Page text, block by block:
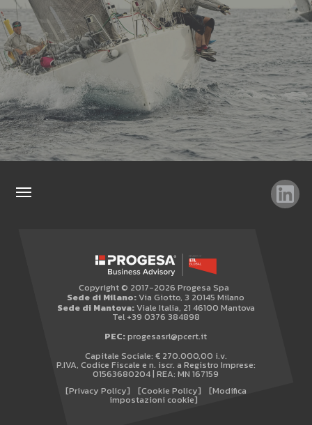
AREA RISERVATA
WHISTLEBLOWING
Copyright © 2017-2026 Progesa Spa
Sede di Milano:Via Giotto, 3 20145 Milano
Sede di Mantova:Viale Italia, 21 46100 Mantova
Tel +39 0376 384898
PEC:progesasrl@pcert.it
Capitale Sociale: € 270.000,00 i.v.
P.IVA, Codice Fiscale e n. iscr. a Registro Imprese:
01563680204 | REA: MN 167159
[Privacy Policy]
[Cookie Policy] [Modifica
impostazioni cookie]